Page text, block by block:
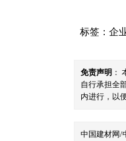
标签： 企
免责声明 ：
自行承担全
内进行，以
中国建材网/